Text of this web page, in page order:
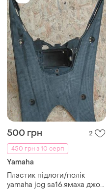
500 грн
2
450 грн з 10 серп
Yamaha
Пластик підлоги/полік
yamaha jog sa16.ямаха джог